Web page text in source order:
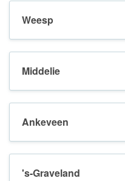
Weesp
Middelie
Ankeveen
's-Graveland